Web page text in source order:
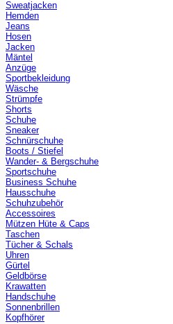
Sweatjacken
Hemden
Jeans
Hosen
Jacken
Mäntel
Anzüge
Sportbekleidung
Wäsche
Strümpfe
Shorts
Schuhe
Sneaker
Schnürschuhe
Boots / Stiefel
Wander- & Bergschuhe
Sportschuhe
Business Schuhe
Hausschuhe
Schuhzubehör
Accessoires
Mützen Hüte & Caps
Taschen
Tücher & Schals
Uhren
Gürtel
Geldbörse
Krawatten
Handschuhe
Sonnenbrillen
Kopfhörer